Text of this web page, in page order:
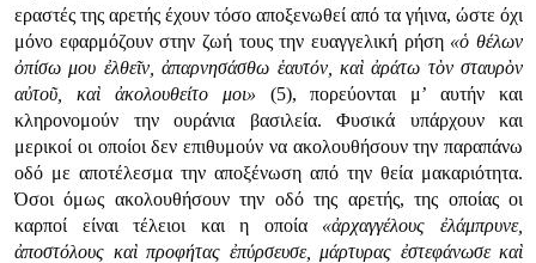
εραστές της αρετής έχουν τόσο αποξενωθεί από τα γήινα, ώστε όχι
μόνο εφαρμόζουν στην ζωή τους την ευαγγελική ρήση «ὁ θέλων
ὀπίσω μου ἐλθεῖν, ἀπαρνησάσθω ἑαυτόν, καὶ ἀράτω τὸν σταυρὸν
αὐτοῦ, καὶ ἀκολουθείτο μοι» (5), πορεύονται μ’ αυτήν και
κληρονομούν την ουράνια βασιλεία. Φυσικά υπάρχουν και
μερικοί οι οποίοι δεν επιθυμούν να ακολουθήσουν την παραπάνω
οδό με αποτέλεσμα την αποξένωση από την θεία μακαριότητα.
Όσοι όμως ακολουθήσουν την οδό της αρετής, της οποίας οι
καρποί είναι τέλειοι και η οποία «ἀρχαγγέλους ἐλάμπρυνε,
ἀποστόλους καὶ προφήτας ἐπύρσευσε, μάρτυρας ἐστεφάνωσε καὶ